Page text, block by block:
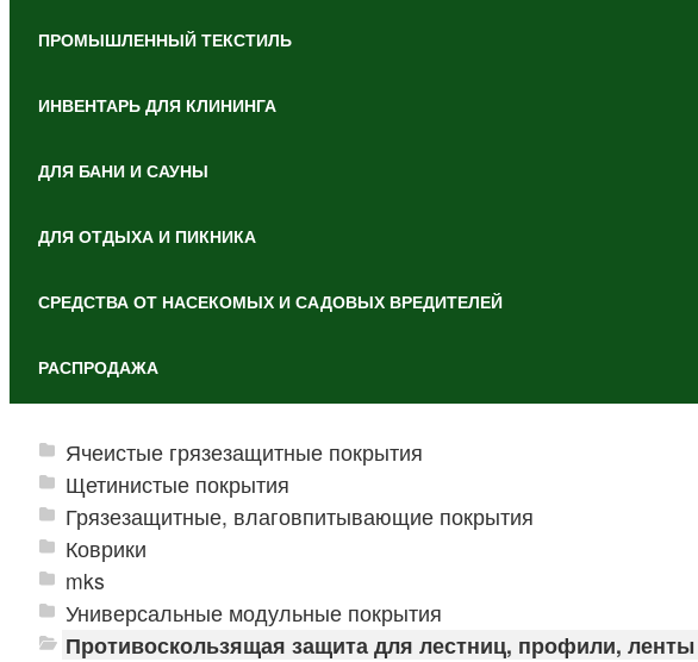
ПРОМЫШЛЕННЫЙ ТЕКСТИЛЬ
ИНВЕНТАРЬ ДЛЯ КЛИНИНГА
ДЛЯ БАНИ И САУНЫ
ДЛЯ ОТДЫХА И ПИКНИКА
СРЕДСТВА ОТ НАСЕКОМЫХ И САДОВЫХ ВРЕДИТЕЛЕЙ
РАСПРОДАЖА
Ячеистые грязезащитные покрытия
Щетинистые покрытия
Грязезащитные, влаговпитывающие покрытия
Коврики
mks
Универсальные модульные покрытия
Противоскользящая защита для лестниц, профили, ленты